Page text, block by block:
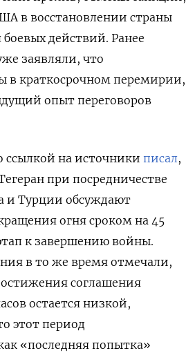
в восстановлении страны
действий. Ранее
заявляли, что
в краткосрочном перемирии,
опыт переговоров
ссылкой на источники писал,
при посредничестве
и Турции обсуждают
огня сроком на 45
к завершению войны.
в то же время отмечали,
соглашения
остается низкой,
этот период
«последняя попытка»